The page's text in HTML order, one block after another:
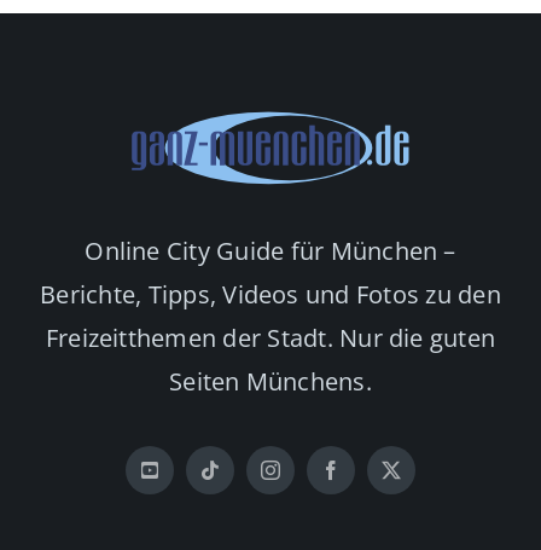
Online City Guide für München –
Berichte, Tipps, Videos und Fotos zu den
Freizeitthemen der Stadt. Nur die guten
Seiten Münchens.